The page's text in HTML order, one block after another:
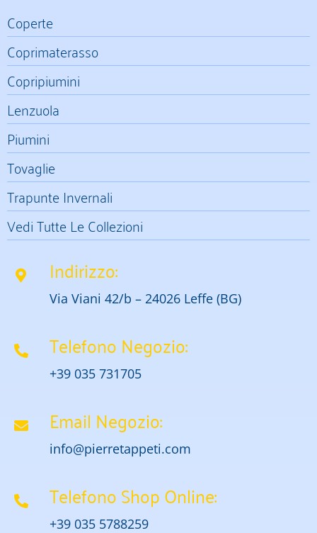
Coperte
Coprimaterasso
Copripiumini
Lenzuola
Piumini
Tovaglie
Trapunte Invernali
Vedi Tutte Le Collezioni
Indirizzo:
Via Viani 42/b – 24026 Leffe (BG)
Telefono Negozio:
+39 035 731705
Email Negozio:
info@pierretappeti.com
Telefono Shop Online:
+39 035 5788259